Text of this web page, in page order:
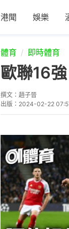
港聞 娛樂
體育 即時體育
歐聯16
撰文： 趙子晉
出版： 2024-02-22